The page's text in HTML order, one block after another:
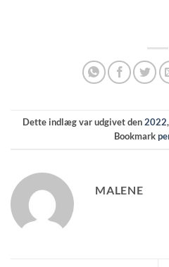
Dette indlæg var udgivet den2022,
Bookmark
MALENE